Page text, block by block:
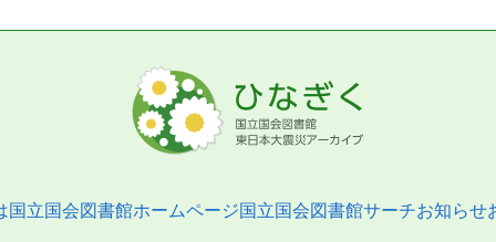
国立国会図書館ホームページ国立国会図書館サーチお知らせ